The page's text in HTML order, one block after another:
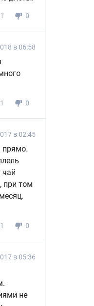
1 0
в 06:58
1 0
в 02:45
прямо.
чай
при том
1 0
в 05:36
не